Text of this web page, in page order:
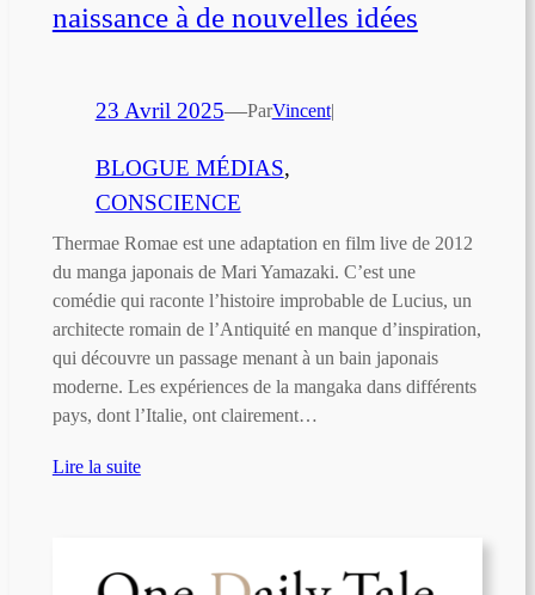
naissance à de nouvelles idées
23 Avril 2025—ParVincent|
BLOGUE MÉDIAS
CONSCIENCE
Thermae Romae est une adaptation en film live de 2012
du manga japonais de Mari Yamazaki. C’est une
comédie qui raconte l’histoire improbable de Lucius, un
architecte romain de l’Antiquité en manque d’inspiration,
qui découvre un passage menant à un bain japonais
moderne. Les expériences de la mangaka dans différents
pays, dont l’Italie, ont clairement…
Lire la suite